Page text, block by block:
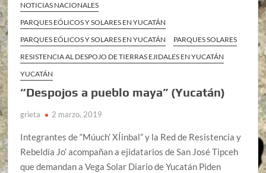
NOTICIAS NACIONALES
PARQUES EÓLICOS Y SOLARES EN YUCATÁN
PARQUES EÓLICOS Y SOLARES EN YUCATÁN
PARQUES SOLARES
RESISTENCIA AL DESPOJO DE TIERRAS EJIDALES EN YUCATÁN
YUCATÁN
“Despojos a pueblo maya” (Yucatán)
grieta 2 marzo, 2019
Integrantes de “Múuch’ XÍinbal” y la Red de Resistencia y
Rebeldía Jo’ acompañan a ejidatarios de San José Tipceh
que demandan a Vega Solar Diario de Yucatán Piden